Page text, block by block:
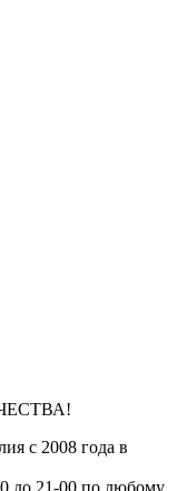
с 2008 года в
до 21-00 по любому